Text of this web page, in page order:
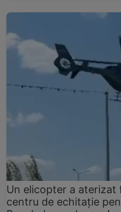
Un elicopter a aterizat
centru de echitație